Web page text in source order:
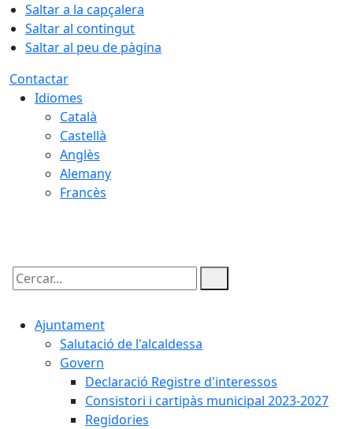
Saltar a la capçalera
Saltar al contingut
Saltar al peu de pàgina
Contactar
Idiomes
Català
Castellà
Anglès
Alemany
Francès
Cercar:
Ajuntament
Salutació de l'alcaldessa
Govern
Declaració Registre d'interessos
Consistori i cartipàs municipal 2023-2027
Regidories